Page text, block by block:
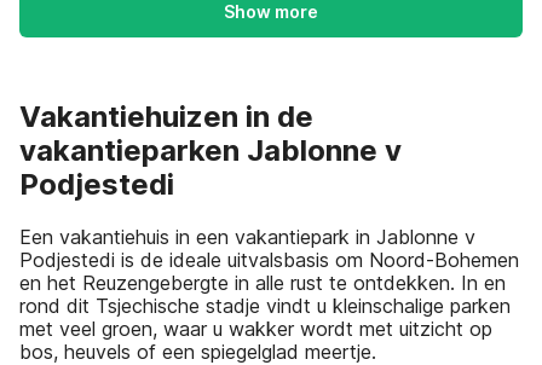
Show more
Vakantiehuizen in de
vakantieparken Jablonne v
Podjestedi
Een vakantiehuis in een vakantiepark in Jablonne v
Podjestedi is de ideale uitvalsbasis om Noord-Bohemen
en het Reuzengebergte in alle rust te ontdekken. In en
rond dit Tsjechische stadje vindt u kleinschalige parken
met veel groen, waar u wakker wordt met uitzicht op
bos, heuvels of een spiegelglad meertje.